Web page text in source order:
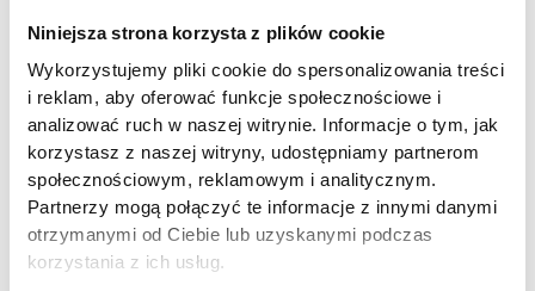
Niniejsza strona korzysta z plików cookie
Wykorzystujemy pliki cookie do spersonalizowania treści
i reklam, aby oferować funkcje społecznościowe i
analizować ruch w naszej witrynie. Informacje o tym, jak
korzystasz z naszej witryny, udostępniamy partnerom
społecznościowym, reklamowym i analitycznym.
Partnerzy mogą połączyć te informacje z innymi danymi
otrzymanymi od Ciebie lub uzyskanymi podczas
korzystania z ich usług.
alimentacyjnego,
§
prowadzenie spraw o ustalenie kontaktów z
dzieckiem,
§
prowadzenie spraw o ograniczenie,
pozbawienie lub powierzenie władzy
rodzicielskiej,
§
prowadzenie spraw o ustalenie oraz